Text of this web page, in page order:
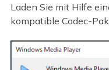
Laden Sie mit Hilfe
kompatible Codec-